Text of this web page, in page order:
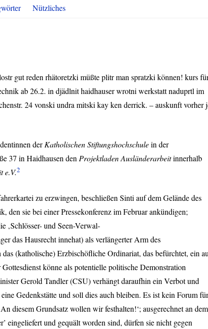
Nützliches
gut reden rhätoretzki müßte plitr man spratzki können! kurs
ab 26.2. in djädlnit haidhauser wrotni werkstatt naduprtl im
24 vonski undra mitski kay ken derrick. – auskunft vorher
derKatholischen Stiftungshochschulein der
37 in Haidhausen den Projektladen Ausländerarbeitinnerhalb
e.V.2
zu erzwingen, beschließen Sinti auf dem Gelände des
den sie bei einer Pressekonferenz im Februar ankündigen;
‚Schlösser- und Seen-Verwal-
das Hausrecht innehat) als verlängerter Arm des
(katholische) Erzbischöfliche Ordinariat, das befürchtet, ein
könne als potentielle politische Demonstration
Gerold Tandler (CSU) verhängt daraufhin ein Verbot und
Gedenkstätte und soll dies auch bleiben. Es ist kein Forum für
diesem Grundsatz wollen wir festhalten!‘; ausgerechnet an dem
eingeliefert und gequält worden sind, dürfen sie nicht gegen